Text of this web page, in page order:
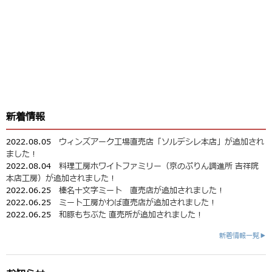
新着情報
2022.08.05 ウィンズアーク工場直売店「ソルデシレ本店」が追加され
ました！
2022.08.04 料理工房ホワイトファミリー（京のぷりん調進所 吉祥院
本店工房）が追加されました！
2022.06.25 榛名十文字ミート 直売店が追加されました！
2022.06.25 ミート工房かわば直売店が追加されました！
2022.06.25 和豚もちぶた 直売所が追加されました！
新着情報一覧▶